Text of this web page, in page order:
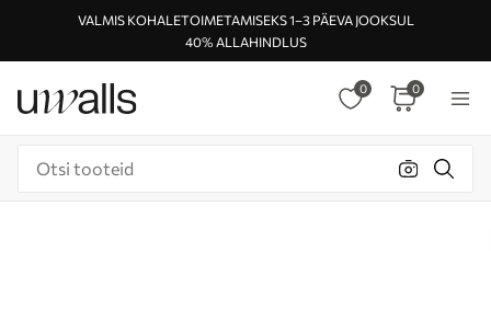
VALMIS KOHALETOIMETAMISEKS 1–3 PÄEVA JOOKSUL
40% ALLAHINDLUS
0 0